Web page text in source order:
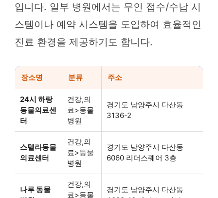
입니다. 일부 병원에서는 무인 접수/수납 시
스템이나 예약 시스템을 도입하여 효율적인
진료 환경을 제공하기도 합니다.
장소명 분류 주소
24시 하랑
동물의료센
터
건강,의
료>동물
병원
경기도 남양주시 다산동
3136-2
스텔라동물
의료센터
건강,의
료>동물
병원
경기도 남양주시 다산동
6060 리더스퀘어 3층
나루 동물
건강,의
료>동물
경기도 남양주시 다산동